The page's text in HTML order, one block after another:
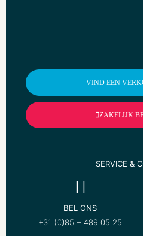
SERVICE &
BEL ONS
+31 (0)85 – 489 05 25
VIND EEN
ZAKELIJK